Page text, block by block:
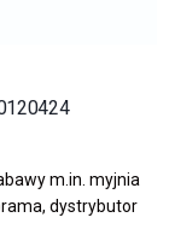
m.in. myjnia
dystrybutor